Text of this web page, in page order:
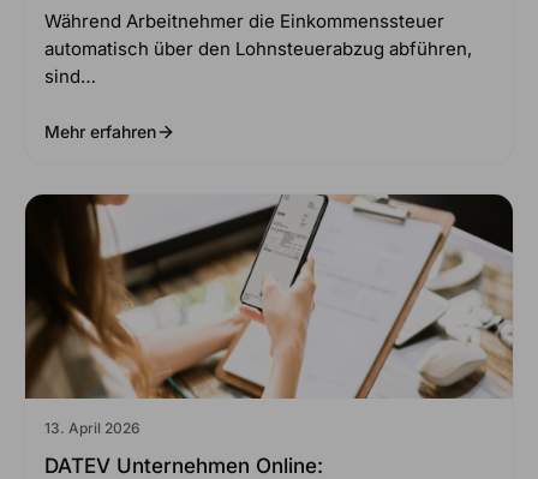
Während Arbeitnehmer die Einkommenssteuer
automatisch über den Lohnsteuerabzug abführen,
sind…
Mehr erfahren
13. April 2026
DATEV Unternehmen Online: